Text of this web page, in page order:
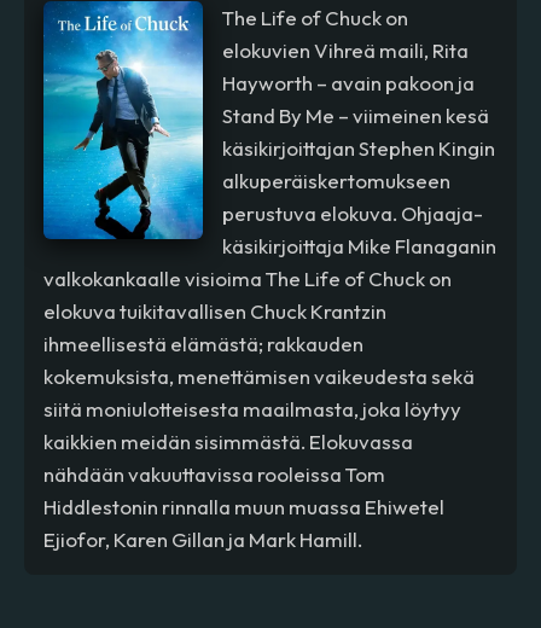
The Life of Chuck on
elokuvien Vihreä maili, Rita
Hayworth – avain pakoon ja
Stand By Me – viimeinen kesä
käsikirjoittajan Stephen Kingin
alkuperäiskertomukseen
perustuva elokuva. Ohjaaja-
käsikirjoittaja Mike Flanaganin
valkokankaalle visioima The Life of Chuck on
elokuva tuikitavallisen Chuck Krantzin
ihmeellisestä elämästä; rakkauden
kokemuksista, menettämisen vaikeudesta sekä
siitä moniulotteisesta maailmasta, joka löytyy
kaikkien meidän sisimmästä. Elokuvassa
nähdään vakuuttavissa rooleissa Tom
Hiddlestonin rinnalla muun muassa Ehiwetel
Ejiofor, Karen Gillan ja Mark Hamill.